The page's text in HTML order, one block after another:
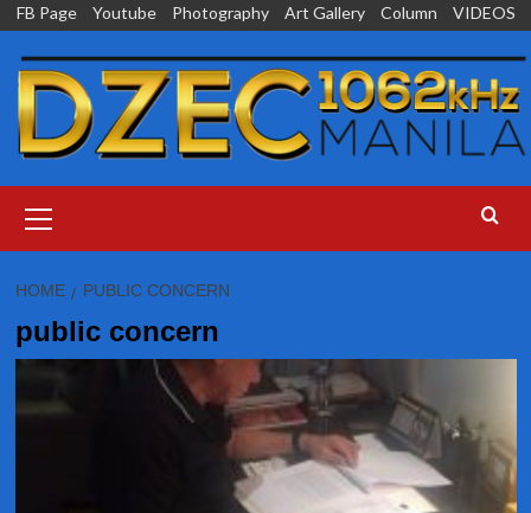
Skip
content
FB Page Youtube Photography Art Gallery Column VIDEOS
Menu
HOME PUBLIC CONCERN
public concern